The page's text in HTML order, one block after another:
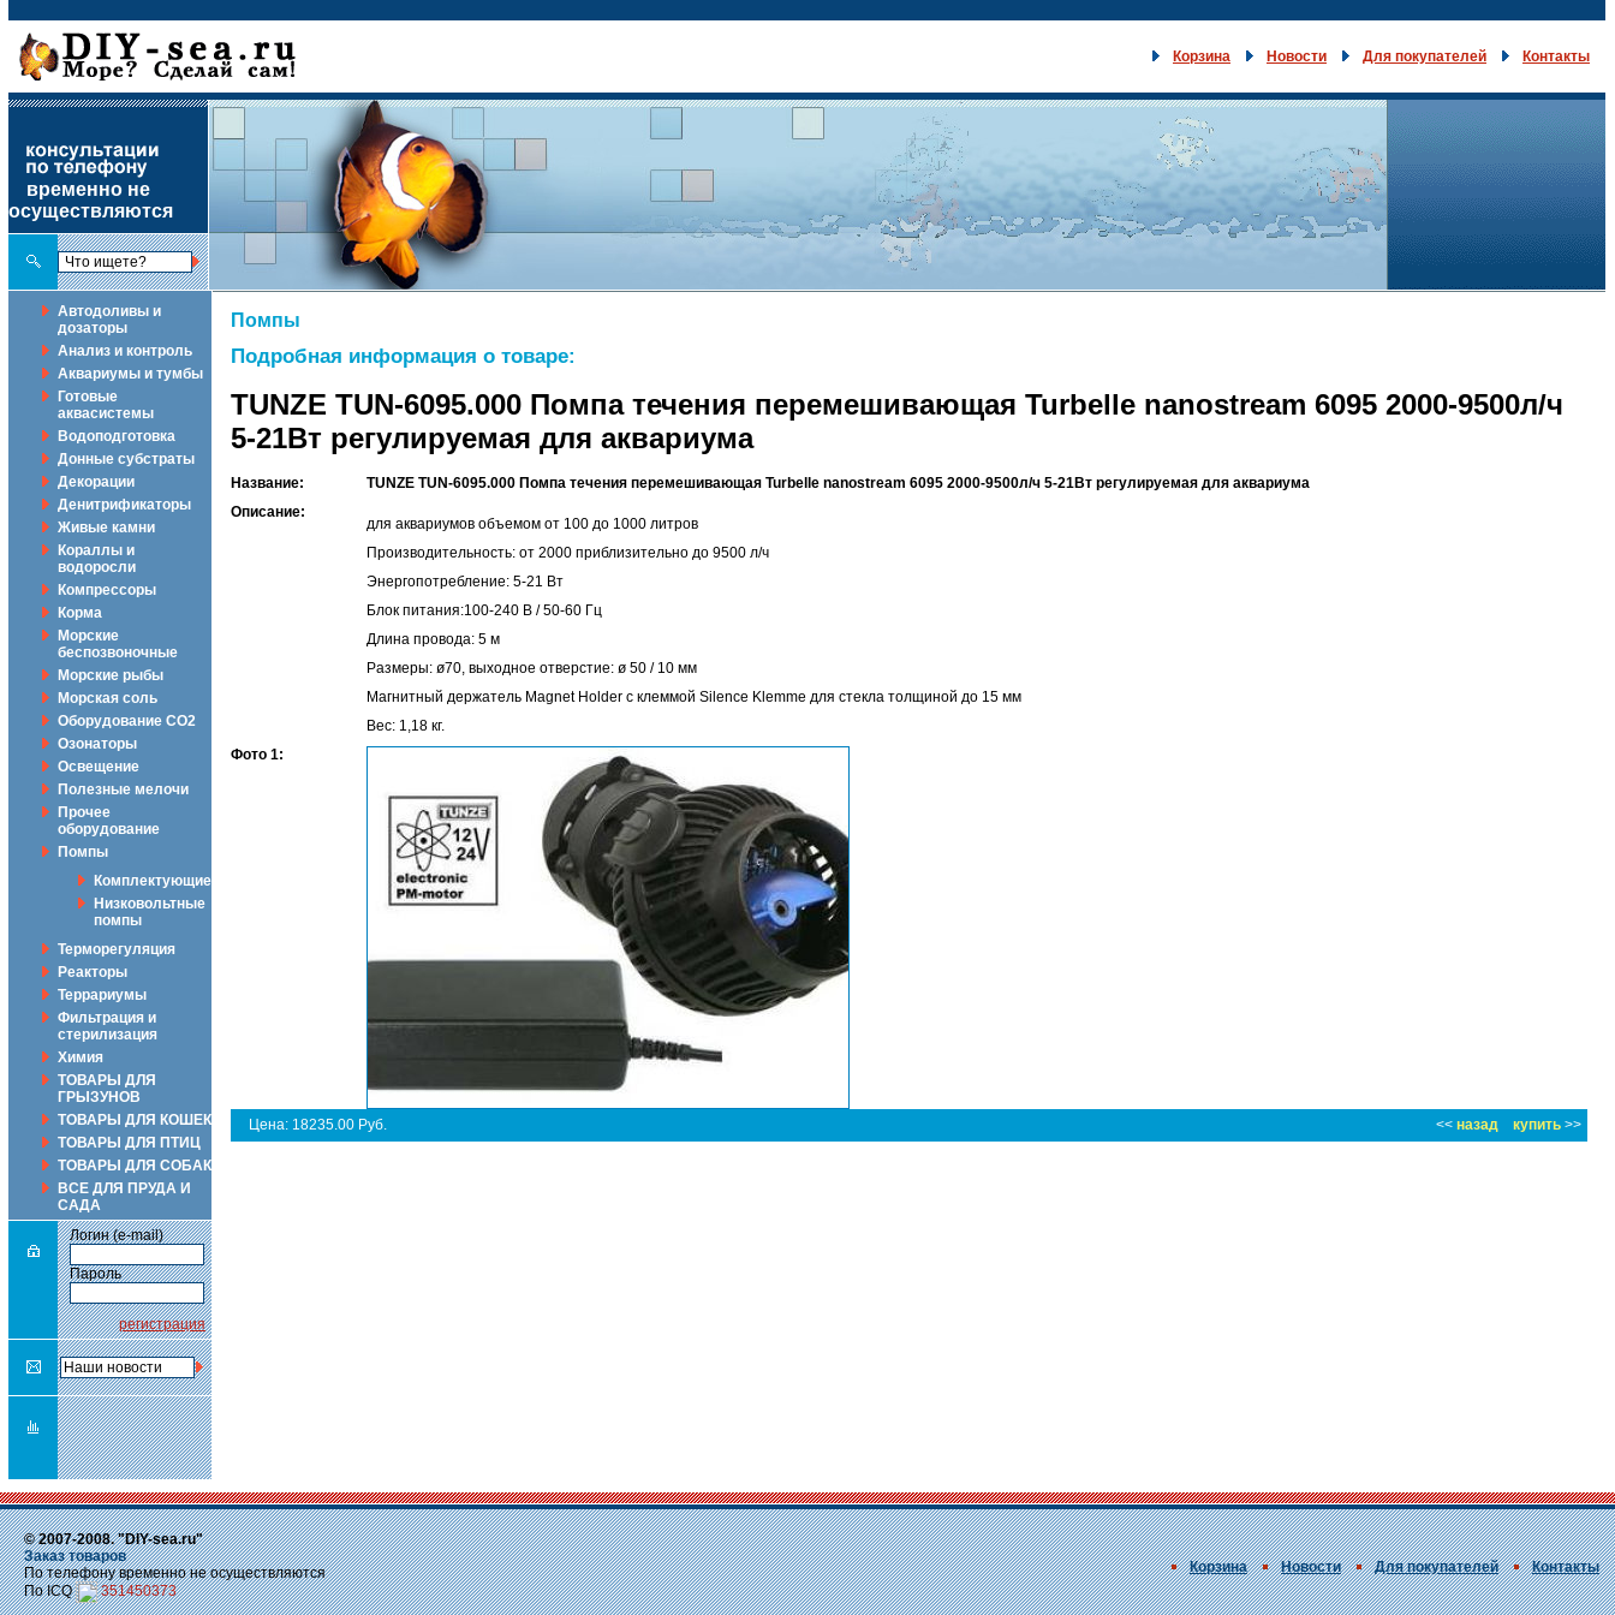
Корзина Новости Для покупателей Контакты
временно не
осуществляются
Автодоливы и
дозаторы
Анализ и контроль
Аквариумы и тумбы
Готовые
аквасистемы
Водоподготовка
Донные субстраты
Декорации
Денитрификаторы
Живые камни
Кораллы и
водоросли
Компрессоры
Корма
Морские
беспозвоночные
Морские рыбы
Морская соль
Оборудование CO2
Озонаторы
Освещение
Полезные мелочи
Прочее
оборудование
Помпы
Комплектующие
Низковольтные
помпы
Терморегуляция
Реакторы
Террариумы
Фильтрация и
стерилизация
Химия
ТОВАРЫ ДЛЯ
ГРЫЗУНОВ
ТОВАРЫ ДЛЯ КОШЕК
ТОВАРЫ ДЛЯ ПТИЦ
ТОВАРЫ ДЛЯ СОБАК
ВСЕ ДЛЯ ПРУДА И
САДА
Логин (e-mail)
Пароль
регистрация
Помпы
Подробная информация о товаре:
TUNZE TUN-6095.000 Помпа течения перемешивающая Turbelle nanostream 6095 2000-9500л/ч
5-21Вт регулируемая для аквариума
Название:
TUNZE TUN-6095.000 Помпа течения перемешивающая Turbelle nanostream 6095 2000-9500л/ч 5-21Вт регулируемая для аквариума
Описание:
для аквариумов объемом от 100 до 1000 литров
Производительность: от 2000 приблизительно до 9500 л/ч
Энергопотребление: 5-21 Вт
Блок питания:100-240 В / 50-60 Гц
Длина провода: 5 м
Размеры: ø70, выходное отверстие: ø 50 / 10 мм
Магнитный держатель Magnet Holder с клеммой Silence Klemme для стекла толщиной до 15 мм
Вес: 1,18 кг.
Фото 1:
Цена: 18235.00 Руб. << назад купить >>
© 2007-2008. "DIY-sea.ru"
Заказ товаров
По телефону временно не осуществляются
По ICQ
351450373
Корзина Новости Для покупателей Контакты